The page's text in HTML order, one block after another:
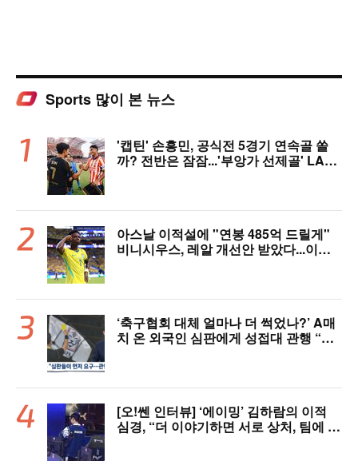
Sports 많이 본 뉴스
'캡틴' 손흥민, 공식전 5경기 연속골 쏠
까? 전반은 잠잠...'부앙가 선제골' LAF
아스날 이적설에 "연봉 485억 드릴게"
비니시우스, 레알 개선안 받았다...이제
‘축구협회 대체 얼마나 더 썩었나?’ A매
치 온 외국인 심판에게 성접대 관행 “그
[오!쎈 인터뷰] ‘에이밍’ 김하람의 이적
심경, “더 이야기하면 서로 상처, 팀에 피